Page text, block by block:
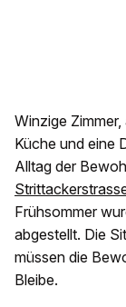
Winzige
Küche und eine
Alltag der
Frühsommer
abgestellt. Die
müssen die
Bleibe.